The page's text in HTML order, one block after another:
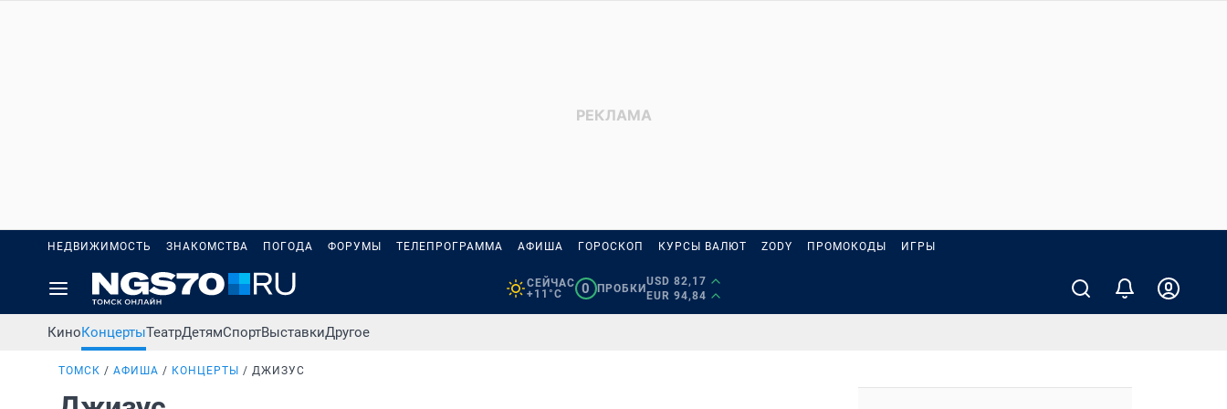
НЕДВИЖИМОСТЬ ЗНАКОМСТВА ПОГОДА ФОРУМЫ ТЕЛЕПРОГРАММА АФИША ГОРОСКОП КУРСЫ ВАЛЮТ ZODY ПРОМОКОДЫ ИГРЫ
СЕЙЧАС
+11°C
0 ПРОБКИ
USD 82,17
EUR 94,84
КиноКонцертыТеатрДетямСпортВыставкиДругое
ТОМСК АФИША КОНЦЕРТЫ ДЖИЗУС